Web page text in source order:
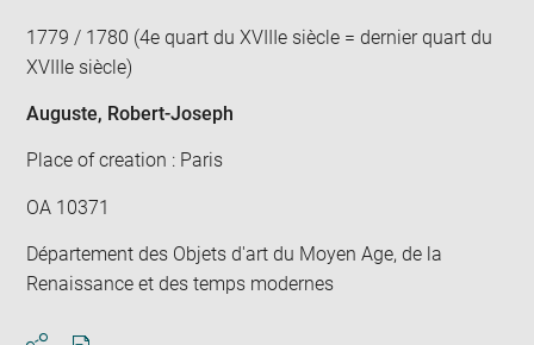
1779 / 1780 (4e quart du XVIIIe siècle = dernier quart du
XVIIIe siècle)
Auguste, Robert-Joseph
Place of creation : Paris
OA 10371
Département des Objets d'art du Moyen Age, de la
Renaissance et des temps modernes